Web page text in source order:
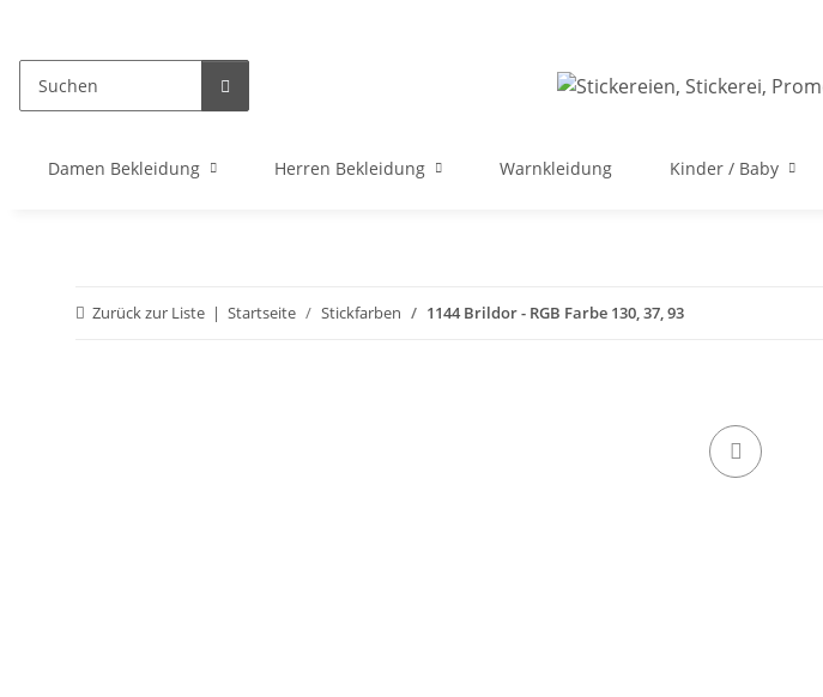
Damen Bekleidung Herren Bekleidung Warnkleidung Kinder / Baby
Zurück zur Liste Startseite Stickfarben 1144 Brildor - RGB Farbe 130, 37, 93